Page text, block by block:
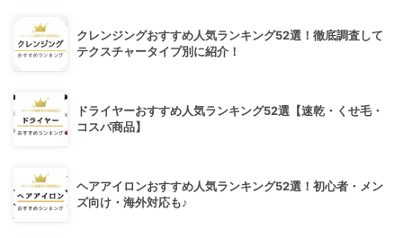
クレンジングおすすめ人気ランキング52選！徹底調査して
テクスチャータイプ別に紹介！
ドライヤーおすすめ人気ランキング52選【速乾・くせ毛・
コスパ商品】
ヘアアイロンおすすめ人気ランキング52選！初心者・メン
ズ向け・海外対応も♪